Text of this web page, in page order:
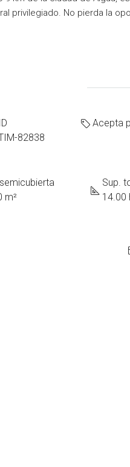
privilegiado. No pierda la
ID
82838
Acepta
m²
Sup.
14.00